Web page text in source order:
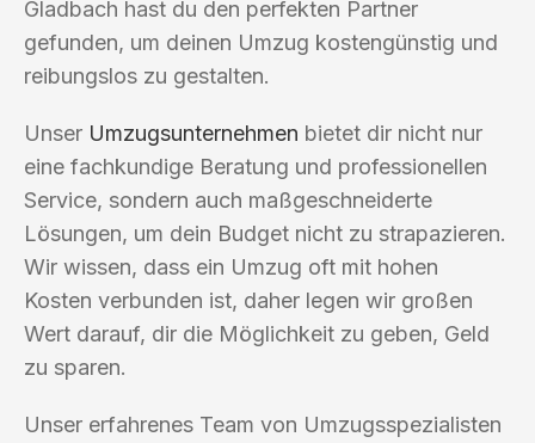
Gladbach hast du den perfekten Partner
gefunden, um deinen Umzug kostengünstig und
reibungslos zu gestalten.
Unser Umzugsunternehmen bietet dir nicht nur
eine fachkundige Beratung und professionellen
Service, sondern auch maßgeschneiderte
Lösungen, um dein Budget nicht zu strapazieren.
Wir wissen, dass ein Umzug oft mit hohen
Kosten verbunden ist, daher legen wir großen
Wert darauf, dir die Möglichkeit zu geben, Geld
zu sparen.
Unser erfahrenes Team von Umzugsspezialisten